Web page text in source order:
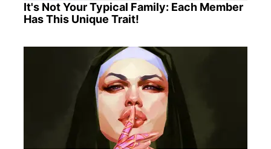
It's Not Your Typical Family: Each Member
Has This Unique Trait!